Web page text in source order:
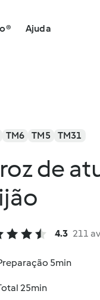
Ajuda
TM6 TM5 TM31
de
4.3 211
5min
25min